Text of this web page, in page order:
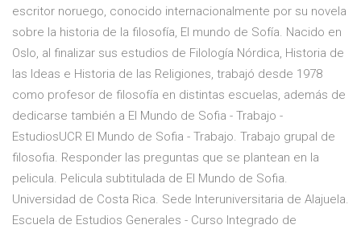
escritor noruego, conocido internacionalmente por su novela
sobre la historia de la filosofía, El mundo de Sofía. Nacido en
Oslo, al finalizar sus estudios de Filología Nórdica, Historia de
las Ideas e Historia de las Religiones, trabajó desde 1978
como profesor de filosofía en distintas escuelas, además de
dedicarse también a El Mundo de Sofia - Trabajo -
EstudiosUCR El Mundo de Sofia - Trabajo. Trabajo grupal de
filosofia. Responder las preguntas que se plantean en la
pelicula. Pelicula subtitulada de El Mundo de Sofia.
Universidad de Costa Rica. Sede Interuniversitaria de Alajuela.
Escuela de Estudios Generales - Curso Integrado de